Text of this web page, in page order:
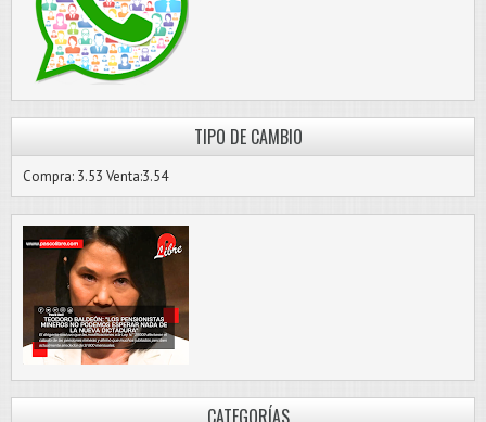
TIPO DE CAMBIO
Compra: 3.53 Venta:3.54
CATEGORÍAS